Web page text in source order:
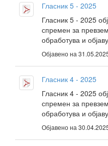
Гласник 5 - 2025
Гласник 5 - 2025
спремен за
обработува и
Објавено на
Гласник 4 - 2025
Гласник 4 - 2025
спремен за
обработува и
Објавено на